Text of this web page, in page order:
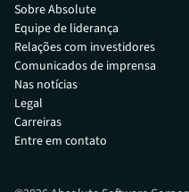
Sobre Absolute
Equipe de liderança
Relações com investidores
Comunicados de imprensa
Nas notícias
Legal
Carreiras
Entre em contato